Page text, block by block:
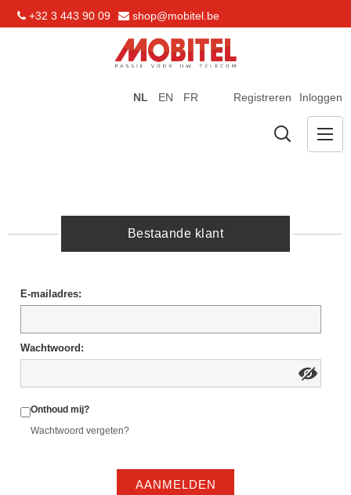
+32 3 443 90 09 shop@mobitel.be
Registreren Inloggen
NL EN FR
Bestaande klant
E-mailadres:
Wachtwoord:
Onthoud mij?
Wachtwoord vergeten?
AANMELDEN